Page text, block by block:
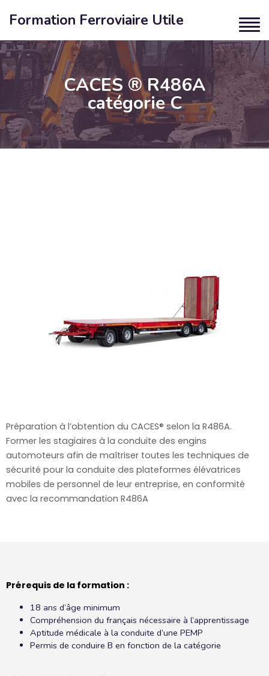
Formation Ferroviaire Utile
CACES ® R486A
catégorie C
Préparation à l’obtention du CACES® selon la R486A.
Former les stagiaires à la conduite des engins
automoteurs afin de maîtriser toutes les techniques de
sécurité pour la conduite des plateformes élévatrices
mobiles de personnel de leur entreprise, en conformité
avec la recommandation R486A
Prérequis de la formation :
18 ans d’âge minimum
Compréhension du français nécessaire à l’apprentissage
Aptitude médicale à la conduite d’une PEMP
Permis de conduire B en fonction de la catégorie